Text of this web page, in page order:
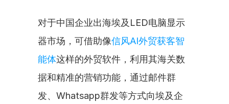
对于中国企业出海埃及LED电脑显示
器市场，可借助像信风AI外贸获客智
能体这样的外贸软件，利用其海关数
据和精准的营销功能，通过邮件群
发、Whatsapp群发等方式向埃及企